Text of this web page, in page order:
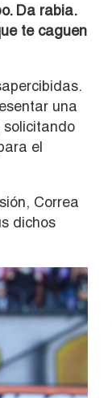
Da rabia.
te caguen
una
solicitando
el
Correa
dichos